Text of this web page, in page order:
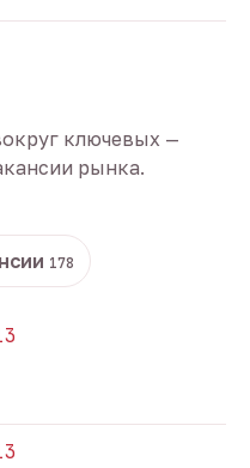
ключевых —
рынка.
178